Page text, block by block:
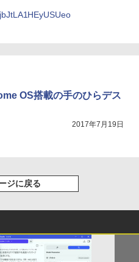
OS搭載の手のひらデス
2017年7月19日
ジに戻る